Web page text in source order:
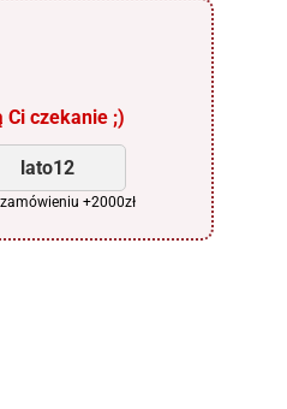
Ci czekanie ;)
lato12
+2000zł